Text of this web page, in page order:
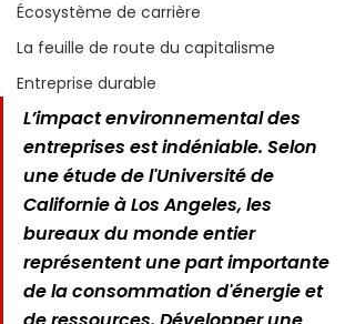
Écosystème de carrière
La feuille de route du capitalisme
Entreprise durable
L’impact environnemental des
entreprises est indéniable. Selon
une étude de l'Université de
Californie à Los Angeles, les
bureaux du monde entier
représentent une part importante
de la consommation d'énergie et